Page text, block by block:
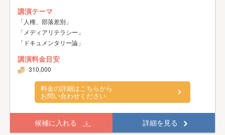
講演テーマ
「人権、部落差別」
「メディアリテラシー」
「ドキュメンタリー論」
講演料金目安
310,000
料金の詳細はこちらから
お問い合わせください
候補に入れる 詳細を見る